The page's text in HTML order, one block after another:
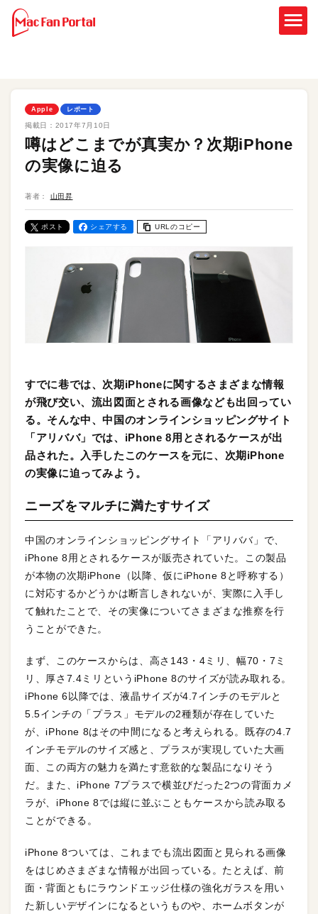
Apple レポート
掲載日： 2017年7月10日
噂はどこまでが真実か？次期iPhone
の実像に迫る
著者： 山田昇
ポスト シェアする URLのコピー
すでに巷では、次期iPhoneに関するさまざまな情報
が飛び交い、流出図面とされる画像なども出回ってい
る。そんな中、中国のオンラインショッピングサイト
「アリババ」では、iPhone 8用とされるケースが出
品された。入手したこのケースを元に、次期iPhone
の実像に迫ってみよう。
ニーズをマルチに満たすサイズ
中国のオンラインショッピングサイト「アリババ」で、
iPhone 8用とされるケースが販売されていた。この製品
が本物の次期iPhone（以降、仮にiPhone 8と呼称する）
に対応するかどうかは断言しきれないが、実際に入手し
て触れたことで、その実像についてさまざまな推察を行
うことができた。
まず、このケースからは、高さ143・4ミリ、幅70・7ミ
リ、厚さ7.4ミリというiPhone 8のサイズが読み取れる。
iPhone 6以降では、液晶サイズが4.7インチのモデルと
5.5インチの「プラス」モデルの2種類が存在していた
が、iPhone 8はその中間になると考えられる。既存の4.7
インチモデルのサイズ感と、プラスが実現していた大画
面、この両方の魅力を満たす意欲的な製品になりそう
だ。また、iPhone 7プラスで横並びだった2つの背面カメ
ラが、iPhone 8では縦に並ぶこともケースから読み取る
ことができる。
iPhone 8ついては、これまでも流出図面と見られる画像
をはじめさまざまな情報が出回っている。たとえば、前
面・背面ともにラウンドエッジ仕様の強化ガラスを用い
た新しいデザインになるというものや、ホームボタンが